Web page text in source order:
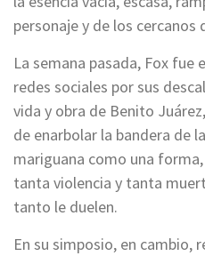
personaje y de los cercanos
La semana pasada, Fox fue
redes sociales por sus
vida y obra de Benito
de enarbolar la bandera de
mariguana como una
tanta violencia y tanta
tanto le duelen.
En su simposio, en cambio,